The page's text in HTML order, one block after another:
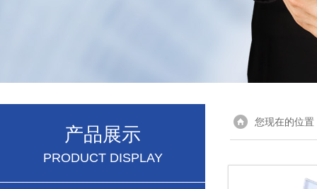
产品展示
PRODUCT DISPLAY
您现在的位置